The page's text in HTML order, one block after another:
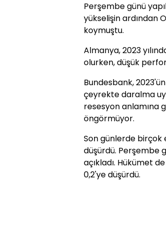
Perşembe günü
yükselişin ardından
koymuştu.
Almanya, 2023
olurken, düşük
Bundesbank,
çeyrekte daralma
resesyon anlamına
öngörmüyor.
Son günlerde birçok
düşürdü. Perşembe
açıkladı. Hükümet
0,2'ye düşürdü.